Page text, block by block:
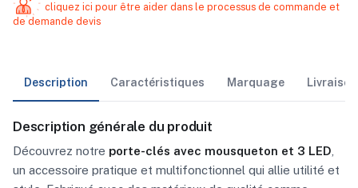
cliquez ici pour être aider dans le processus de commande et
de demande devis
Description Caractéristiques Marquage
Description générale du produit
Découvrez notre porte-clés avec mousqueton et 3 LED
un accessoire pratique et multifonctionnel qui allie utilité et